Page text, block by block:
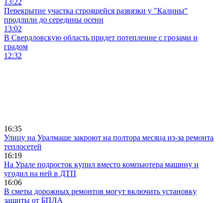
13:22
Перекрытие участка строящейся развязки у "Калины"
продлили до середины осени
13:02
В Свердловскую область придет потепление с грозами и
градом
12:32
16:35
Улицу на Уралмаше закроют на полтора месяца из-за ремонта
теплосетей
16:19
На Урале подросток купил вместо компьютера машину и
угодил на ней в ДТП
16:06
В сметы дорожных ремонтов могут включить установку
защиты от БПЛА